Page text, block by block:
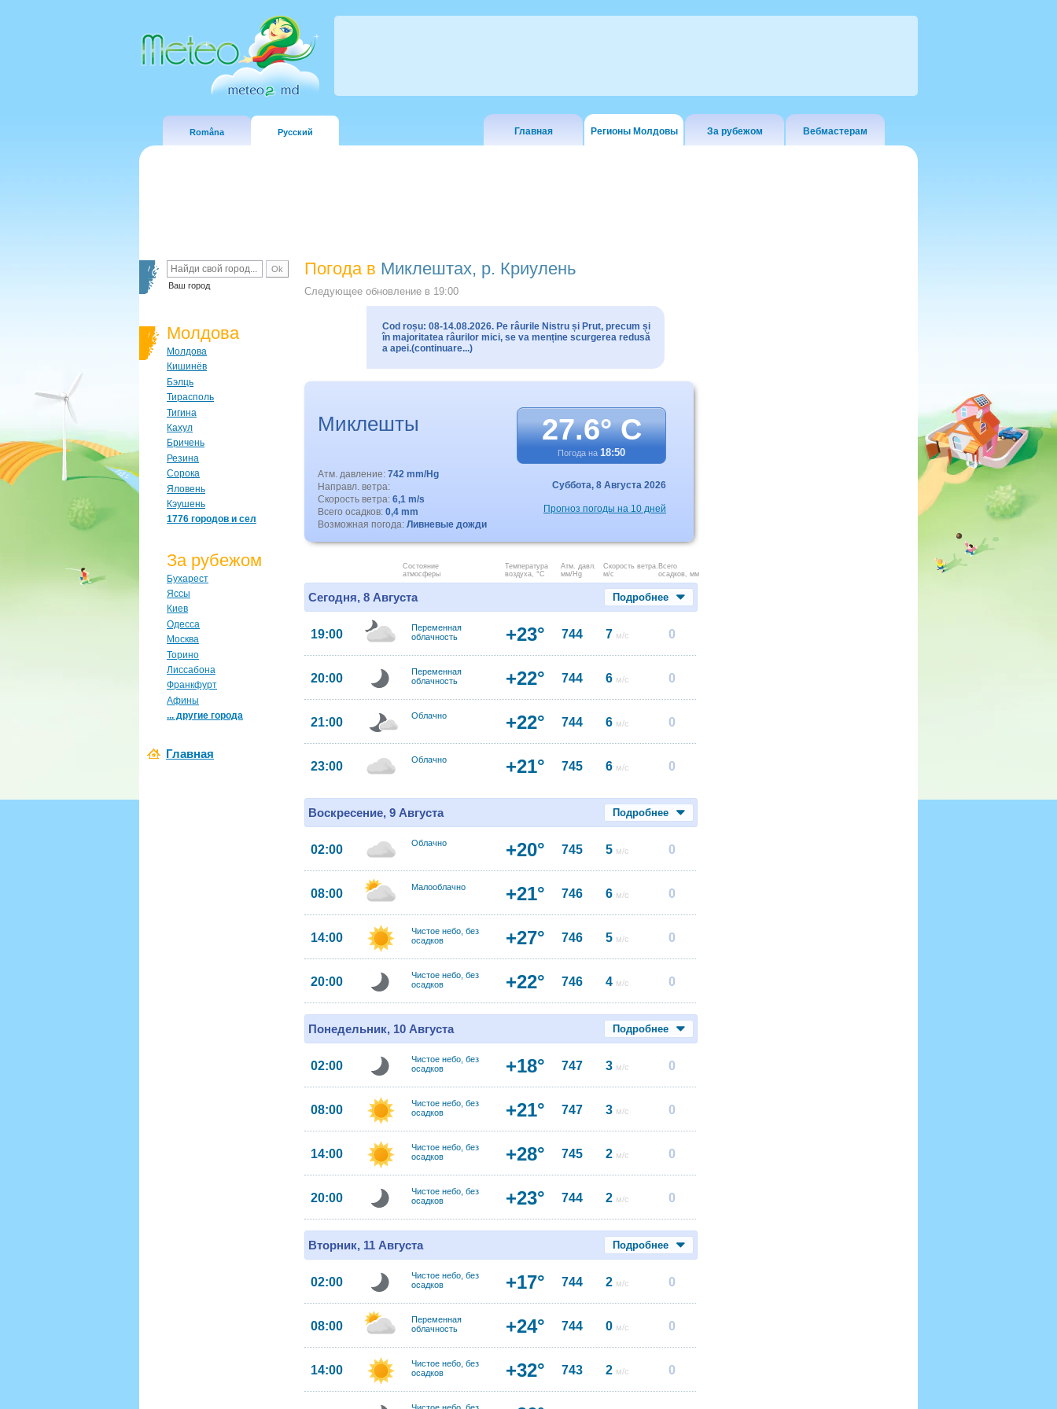
Româna Русский Главная Регионы Молдовы За рубежом Вебмастерам
Ваш город
Молдова
Молдова
Кишинёв
Бэлць
Тирасполь
Тигина
Кахул
Бричень
Резина
Сорока
Яловень
Кэушень
1776 городов и сел
За рубежом
Бухарест
Яссы
Киев
Одесса
Москва
Торино
Лиссабона
Франкфурт
Афины
... другие города
Главная
Погода в Миклештах, р. Криулень
Следующее обновление в 19:00
Cod roșu: 08-14.08.2026. Pe râurile Nistru și Prut, precum și
în majoritatea râurilor mici, se va menține scurgerea redusă
a apei.(continuare...)
Миклешты 27.6° C
Погода на 18:50
Атм. давление: 742 mm/Hg
Направл. ветра:
Скорость ветра: 6,1 m/s
Всего осадков: 0,4 mm
Возможная погода: Ливневые дожди
Суббота, 8 Августа 2026
Прогноз погоды на 10 дней
Состояние
атмосферы
Температура
воздуха, °C
Атм. давл.
мм/Hg
Скорость ветра.
м/с
Всего
осадков, мм
Сегодня, 8 Августа Подробнее
19:00
Переменная
облачность
+23° 744 7 м/с 0
20:00
Переменная
облачность
+22° 744 6 м/с 0
21:00 Облачно +22° 744 6 м/с 0
23:00 Облачно +21° 745 6 м/с 0
Воскресение, 9 Августа Подробнее
02:00 Облачно +20° 745 5 м/с 0
08:00 Малооблачно +21° 746 6 м/с 0
14:00
Чистое небо, без
осадков
+27° 746 5 м/с 0
20:00
Чистое небо, без
осадков
+22° 746 4 м/с 0
Понедельник, 10 Августа Подробнее
02:00
Чистое небо, без
осадков
+18° 747 3 м/с 0
08:00
Чистое небо, без
осадков
+21° 747 3 м/с 0
14:00
Чистое небо, без
осадков
+28° 745 2 м/с 0
20:00
Чистое небо, без
осадков
+23° 744 2 м/с 0
Вторник, 11 Августа Подробнее
02:00
Чистое небо, без
осадков
+17° 744 2 м/с 0
08:00
Переменная
облачность
+24° 744 0 м/с 0
14:00
Чистое небо, без
осадков
+32° 743 2 м/с 0